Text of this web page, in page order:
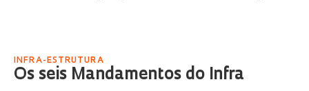
INFRA-ESTRUTURA
Os seis Mandamentos do Infra